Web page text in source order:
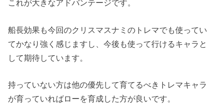
これが大きなアドバンテージです。
船長効果も今回のクリスマスナミのトレマでも使ってい
てかなり強く感じますし、今後も使って行けるキャラと
して期待しています。
持っていない方は他の優先して育てるべきトレマキャラ
が育っていればローを育成した方が良いです。